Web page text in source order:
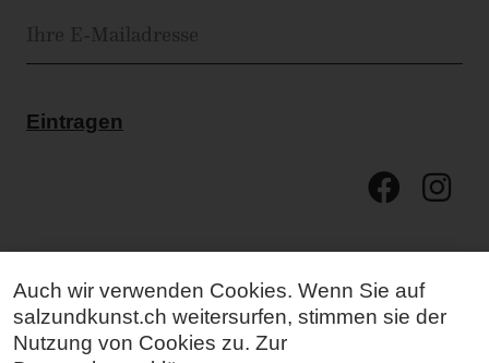
Eintragen
Auch wir verwenden Cookies. Wenn Sie auf
salzundkunst.ch weitersurfen, stimmen sie der
Nutzung von Cookies zu. Zur